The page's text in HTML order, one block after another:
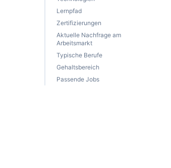
Lernpfad
Zertifizierungen
Aktuelle Nachfrage am
Arbeitsmarkt
Typische Berufe
Gehaltsbereich
Passende Jobs